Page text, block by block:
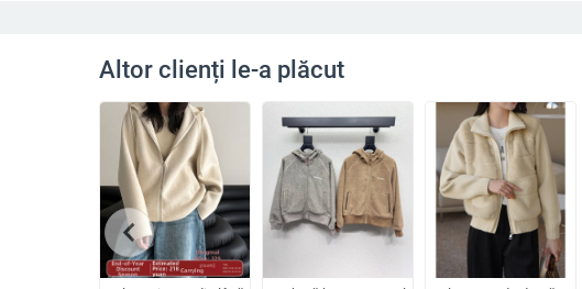
Altor clienți le-a plăcut
chevron_left